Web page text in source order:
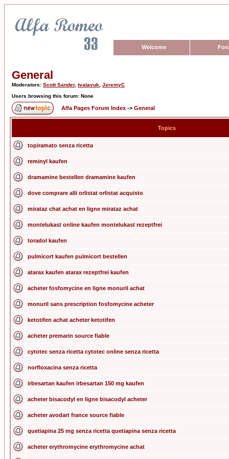
Welcome
General
Moderators: Scott Sander, tvatavuk JeremyC
Users browsing this forum: None
Alfa Pages Forum Index -> General
Topics
topiramato senza ricetta
reminyl kaufen
dramamine bestellen dramamine kaufen
dove comprare alli orlistat orlistat acquisto
mirataz chat achat en ligne mirataz achat
montelukast online kaufen montelukast rezeptfrei
toradol kaufen
pulmicort kaufen pulmicort bestellen
atarax kaufen atarax rezeptfrei kaufen
acheter fosfomycine en ligne monuril achat
monuril sans prescription fosfomycine acheter
ketotifen achat acheter ketotifen
acheter premarin source fiable
cytotec senza ricetta cytotec online senza ricetta
norfloxacina senza ricetta
irbesartan kaufen irbesartan 150 mg kaufen
acheter bisacodyl en ligne bisacodyl acheter
acheter avodart france source fiable
quetiapina 25 mg senza ricetta quetiapina senza ricetta
acheter erythromycine erythromycine achat